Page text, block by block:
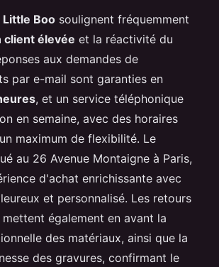
Boo soulignent fréquemment
client élevée et la réactivité du
aux demandes de
par e-mail sont garanties en
, et un service téléphonique
en semaine, avec des horaires
maximum de flexibilité. Le
au 26 Avenue Montaigne à Paris,
d'achat enrichissante avec
et personnalisé. Les retours
également en avant la
des matériaux, ainsi que la
des gravures, confirmant le